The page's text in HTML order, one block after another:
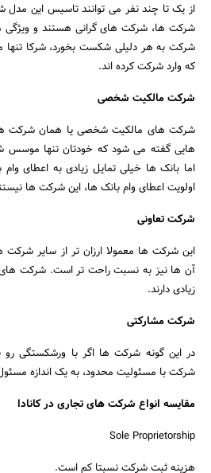
از یک تا چند نفر می توانند تاسیس این مدل
شرکت ها، شرکت های گرانی هستند و ویژگی
شرکت به هر دلیلی شکست بخورد، شرکا
که وارد شرکت کرده اند.
شرکت مالکیت شخصی
شرکت های مالکیت شخصی یا همان شرکت
هایی گفته می شود که خودتان تنها موسس
اما بانک ها خیلی تمایل زیادی به اعطای
اولویت اعطای وام بانک ها، این شرکت ها
شرکت تعاونی
این شرکت ها معمولا ارزان تر از سایر
آن ها نیز به نسبت راحت تر است. شرکت های
زیادی دارند.
شرکت مشارکتی
در این گونه شرکت ها اگر با ورشکستگی رو
شرکت با مسئولیت محدود، به یک اندازه
مقایسه انواع شرکت های تجاری در کانادا
Sole Proprietorship
هزینه ثبت شرکت نسبتا کم است.